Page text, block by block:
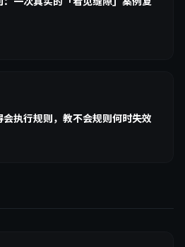
执行规则，教不会规则何时失效